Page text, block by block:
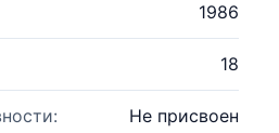
1986
18
Не присвоен